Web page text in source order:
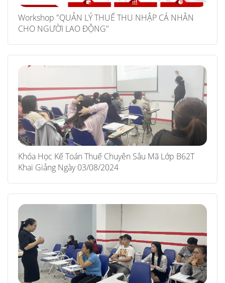
Workshop "QUẢN LÝ THUẾ THU NHẬP CÁ NHÂN
CHO NGƯỜI LAO ĐỘNG"
Khóa Học Kế Toán Thuế Chuyên Sâu Mã Lớp B62T
Khai Giảng Ngày 03/08/2024